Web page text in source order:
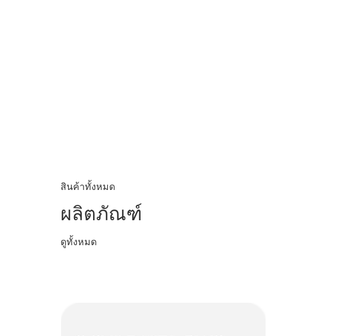
สินค้าทั้งหมด
ผลิตภัณฑ์
ดูทั้งหมด